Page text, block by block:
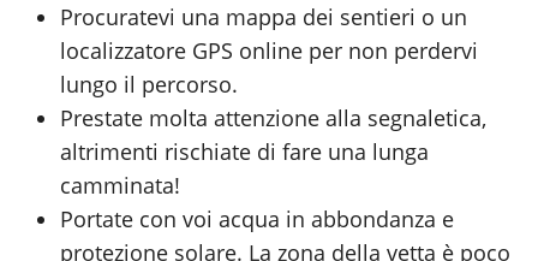
Procuratevi una mappa dei sentieri o un
localizzatore GPS online per non perdervi
lungo il percorso.
Prestate molta attenzione alla segnaletica,
altrimenti rischiate di fare una lunga
camminata!
Portate con voi acqua in abbondanza e
protezione solare. La zona della vetta è poco